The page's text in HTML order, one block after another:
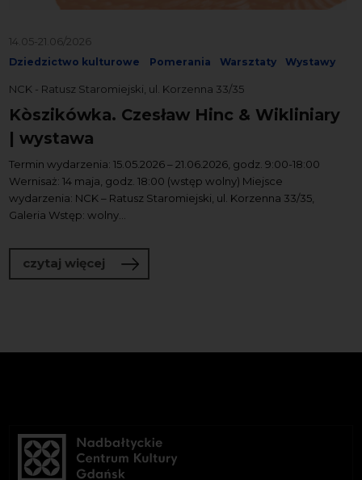
14.05-21.06/2026
Dziedzictwo kulturowe Pomerania Warsztaty Wystawy
NCK - Ratusz Staromiejski, ul. Korzenna 33/35
Kòszikówka. Czesław Hinc & Wikliniary
| wystawa
Termin wydarzenia: 15.05.2026 – 21.06.2026, godz. 9:00-18:00
Wernisaż: 14 maja, godz. 18:00 (wstęp wolny) Miejsce
wydarzenia: NCK – Ratusz Staromiejski, ul. Korzenna 33/35,
Galeria Wstęp: wolny...
czytaj więcej o Kòszikówka. Czesław Hinc &